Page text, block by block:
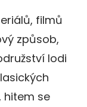
filmů
způsob,
lodi
hitem se